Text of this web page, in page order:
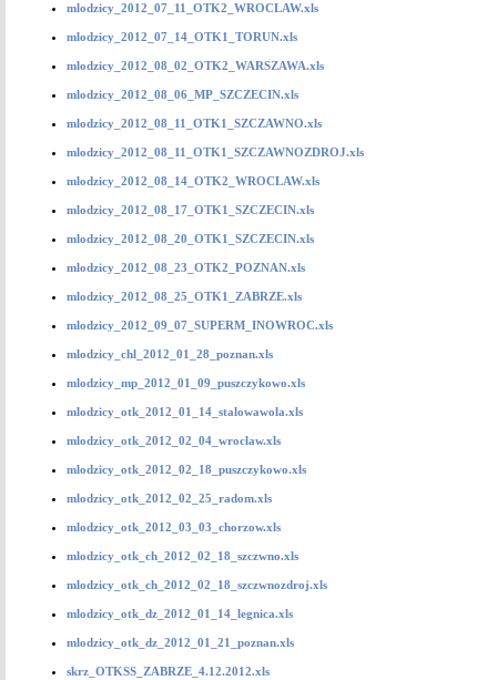
mlodzicy_2012_07_11_OTK2_WROCLAW.xls
mlodzicy_2012_07_14_OTK1_TORUN.xls
mlodzicy_2012_08_02_OTK2_WARSZAWA.xls
mlodzicy_2012_08_06_MP_SZCZECIN.xls
mlodzicy_2012_08_11_OTK1_SZCZAWNO.xls
mlodzicy_2012_08_11_OTK1_SZCZAWNOZDROJ.xls
mlodzicy_2012_08_14_OTK2_WROCLAW.xls
mlodzicy_2012_08_17_OTK1_SZCZECIN.xls
mlodzicy_2012_08_20_OTK1_SZCZECIN.xls
mlodzicy_2012_08_23_OTK2_POZNAN.xls
mlodzicy_2012_08_25_OTK1_ZABRZE.xls
mlodzicy_2012_09_07_SUPERM_INOWROC.xls
mlodzicy_chl_2012_01_28_poznan.xls
mlodzicy_mp_2012_01_09_puszczykowo.xls
mlodzicy_otk_2012_01_14_stalowawola.xls
mlodzicy_otk_2012_02_04_wroclaw.xls
mlodzicy_otk_2012_02_18_puszczykowo.xls
mlodzicy_otk_2012_02_25_radom.xls
mlodzicy_otk_2012_03_03_chorzow.xls
mlodzicy_otk_ch_2012_02_18_szczwno.xls
mlodzicy_otk_ch_2012_02_18_szczwnozdroj.xls
mlodzicy_otk_dz_2012_01_14_legnica.xls
mlodzicy_otk_dz_2012_01_21_poznan.xls
skrz_OTKSS_ZABRZE_4.12.2012.xls